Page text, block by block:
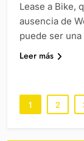
Lease a Bike,
ausencia de
puede ser
Leer más
1 2